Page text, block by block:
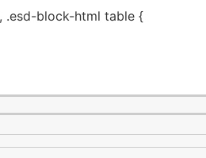
.esd-block-html table {